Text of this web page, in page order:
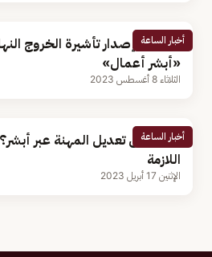
أخبار الساعة
خطوات إصدار تأشيرة الخروج
«أبشر أعمال»
الثلاثاء 8 أغسطس 2023
أخبار الساعة
هل يمكن تعديل المهنة عبر
اللازمة
الإثنين 17 أبريل 2023